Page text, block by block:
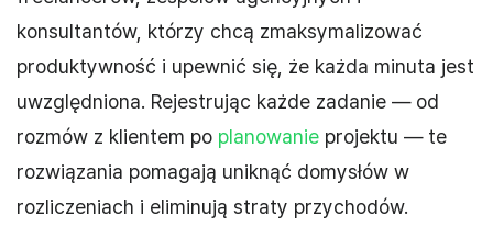
konsultantów, którzy chcą zmaksymalizować
produktywność i upewnić się, że każda minuta jest
uwzględniona. Rejestrując każde zadanie — od
rozmów z klientem po planowanie projektu — te
rozwiązania pomagają uniknąć domysłów w
rozliczeniach i eliminują straty przychodów.